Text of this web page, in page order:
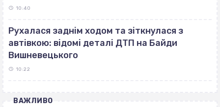
10:40
Рухалася заднім ходом та зіткнулася з
автівкою: відомі деталі ДТП на Байди
Вишневецького
10:22
ВАЖЛИВО